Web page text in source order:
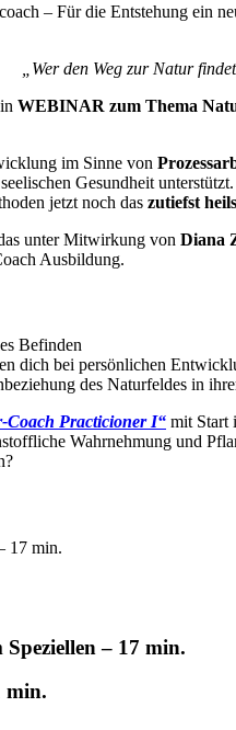
– Für die Entstehung ein
„Wer den Weg zur Natur
WEBINAR zum Thema
im Sinne von
Gesundheit
jetzt noch das zutiefst
unter Mitwirkung von Diana
Ausbildung.
Befinden
dich bei persönlichen
des Naturfeldes in
Coach Practicioner I“ mit Start
Wahrnehmung und
17 min.
– 17 min.
min.